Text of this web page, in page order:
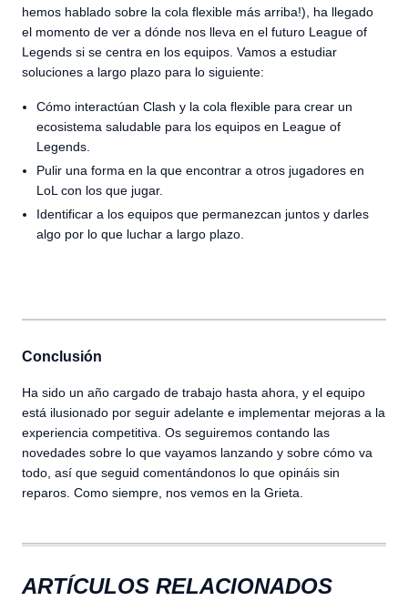
hemos hablado sobre la cola flexible más arriba!), ha llegado
el momento de ver a dónde nos lleva en el futuro League of
Legends si se centra en los equipos. Vamos a estudiar
soluciones a largo plazo para lo siguiente:
Cómo interactúan Clash y la cola flexible para crear un
ecosistema saludable para los equipos en League of
Legends.
Pulir una forma en la que encontrar a otros jugadores en
LoL con los que jugar.
Identificar a los equipos que permanezcan juntos y darles
algo por lo que luchar a largo plazo.
Conclusión
Ha sido un año cargado de trabajo hasta ahora, y el equipo
está ilusionado por seguir adelante e implementar mejoras a la
experiencia competitiva. Os seguiremos contando las
novedades sobre lo que vayamos lanzando y sobre cómo va
todo, así que seguid comentándonos lo que opináis sin
reparos. Como siempre, nos vemos en la Grieta.
ARTÍCULOS RELACIONADOS